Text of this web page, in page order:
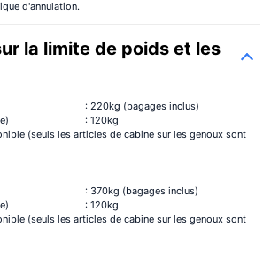
d'annulation.
la limite de poids et les
: 220kg (bagages inclus)
: 120kg
(seuls les articles de cabine sur les genoux sont
: 370kg (bagages inclus)
: 120kg
(seuls les articles de cabine sur les genoux sont